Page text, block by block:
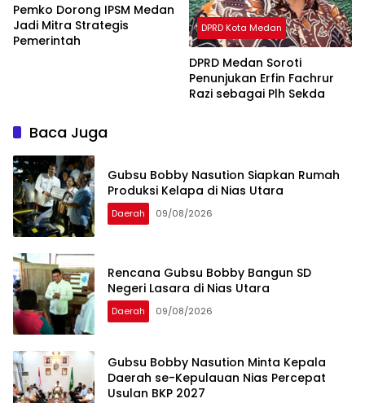
Pemko Dorong IPSM Medan
Jadi Mitra Strategis
Pemerintah
DPRD Kota Medan
DPRD Medan Soroti
Penunjukan Erfin Fachrur
Razi sebagai Plh Sekda
Baca Juga
Gubsu Bobby Nasution Siapkan Rumah
Produksi Kelapa di Nias Utara
Daerah 09/08/2026
Rencana Gubsu Bobby Bangun SD
Negeri Lasara di Nias Utara
Daerah 09/08/2026
Gubsu Bobby Nasution Minta Kepala
Daerah se-Kepulauan Nias Percepat
Usulan BKP 2027